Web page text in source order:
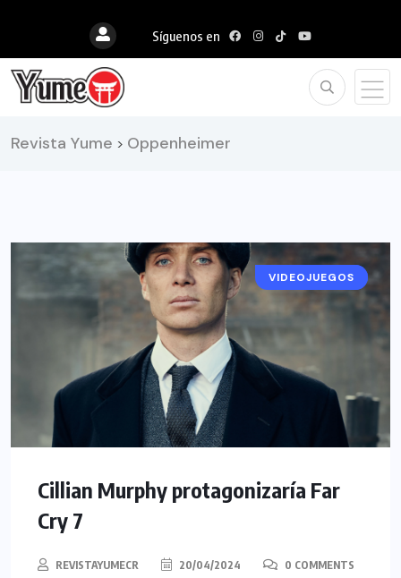
Síguenos en
Revista Yume > Oppenheimer
NOTICIAS
VIDEOJUEGOS
Cillian Murphy protagonizaría Far
Cry 7
REVISTAYUMECR 20/04/2024 0 COMMENTS